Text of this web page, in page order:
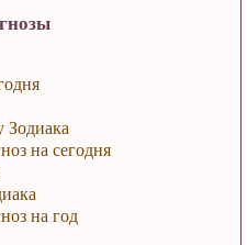
Зодиака
на сегодня
на год